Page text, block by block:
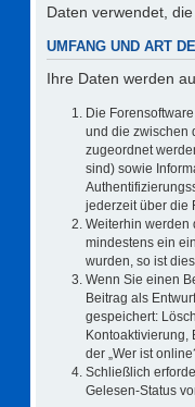
Daten verwendet,
UMFANG UND ART
Ihre Daten werden
Die
und die zwischen
zugeordnet
sind) sowie
jederzeit über die
Weiterhin werden
mindestens ein
wurden, so ist
Wenn Sie einen
Beitrag als
gespeichert:
Kontoaktivierung,
der „Wer ist
Schließlich
Gelesen-Status